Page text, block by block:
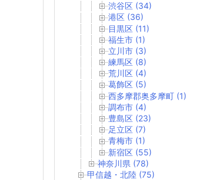
渋谷区 (34)
港区 (36)
目黒区 (11)
福生市 (1)
立川市 (3)
練馬区 (8)
荒川区 (4)
葛飾区 (5)
西多摩郡奥多摩町 (1)
調布市 (4)
豊島区 (23)
足立区 (7)
青梅市 (1)
新宿区 (55)
神奈川県 (78)
甲信越・北陸 (75)